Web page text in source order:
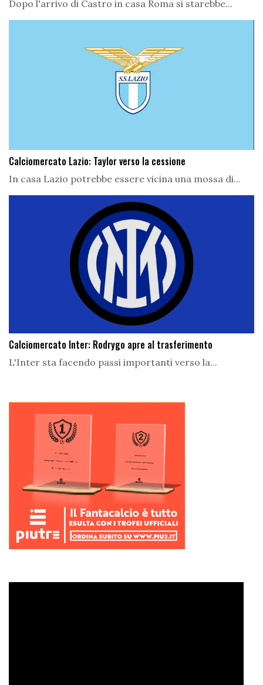
Dopo l'arrivo di Castro in casa Roma si starebbe...
Calciomercato Lazio: Taylor verso la cessione
In casa Lazio potrebbe essere vicina una mossa di...
Calciomercato Inter: Rodrygo apre al trasferimento
L'Inter sta facendo passi importanti verso la...